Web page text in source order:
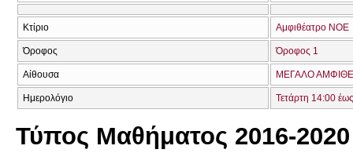
Κτίριο Αμφιθέατρο ΝΟΕ
Όροφος Όροφος 1
Αίθουσα ΜΕΓΑΛΟ
Ημερολόγιο Τετάρτη 14:00
Τύπος Μαθήματος 2016-2020